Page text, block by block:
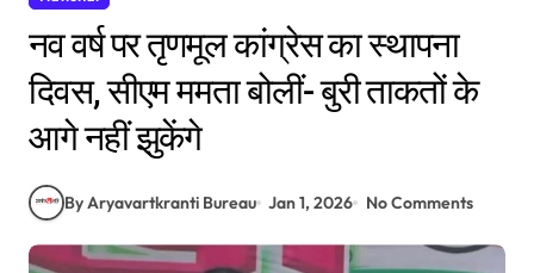
नव वर्ष पर तृणमूल कांग्रेस का स्थापना
दिवस, सीएम ममता बोलीं- बुरी ताकतों के
आगे नहीं झुकेंगे
By Aryavartkranti Bureau Jan 1, 2026 No Comments